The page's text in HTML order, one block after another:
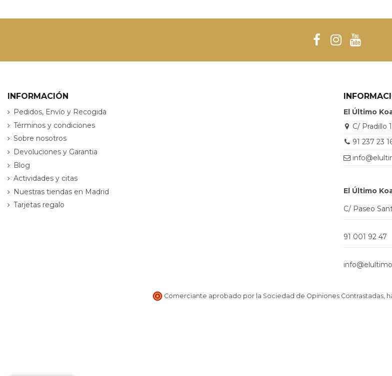
INFORMACIÓN
Pedidos, Envío y Recogida
Términos y condiciones
Sobre nosotros
Devoluciones y Garantia
Blog
Actividades y citas
Nuestras tiendas en Madrid
Tarjetas regalo
El Último
C/ Pradillo
91 237 23
El Último
C/ Paseo
91 001 92 47
Comerciante aprobado por la Sociedad de Opiniones Contrastadas,